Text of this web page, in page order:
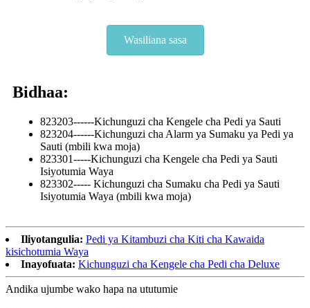
Wasiliana sasa
Bidhaa:
823203------Kichunguzi cha Kengele cha Pedi ya Sauti
823204------Kichunguzi cha Alarm ya Sumaku ya Pedi ya
Sauti (mbili kwa moja)
823301-----Kichunguzi cha Kengele cha Pedi ya Sauti
Isiyotumia Waya
823302----- Kichunguzi cha Sumaku cha Pedi ya Sauti
Isiyotumia Waya (mbili kwa moja)
Iliyotangulia: Pedi ya Kitambuzi cha Kiti cha Kawaida
kisichotumia Waya
Inayofuata: Kichunguzi cha Kengele cha Pedi cha Deluxe
Andika ujumbe wako hapa na ututumie